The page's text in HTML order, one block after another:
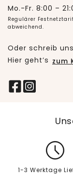
Mo.-Fr. 8:00 –
Regulärer
abweichend.
Oder schreib
Hier geht’s zum
1-3 Werktage